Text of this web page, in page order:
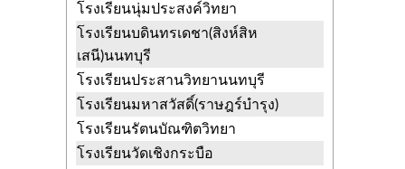
บางสีทอง บางกรวย นนทบุรี
วัดชลอ บางกรวย
นนทบุรี
วัดชลอ บางกรวย นนทบุรี
บางกรวย บางกรวย นนทบุรี
โรงเรียนนุ่มประสงค์วิทยา
โรงเรียนบดินทรเดชา(สิงห์สิห
เสนี)นนทบุรี
โรงเรียนประสานวิทยานนทบุรี
โรงเรียนมหาสวัสดิ์(ราษฎร์บำรุง)
โรงเรียนรัตนบัณฑิตวิทยา
โรงเรียนวัดเชิงกระบือ